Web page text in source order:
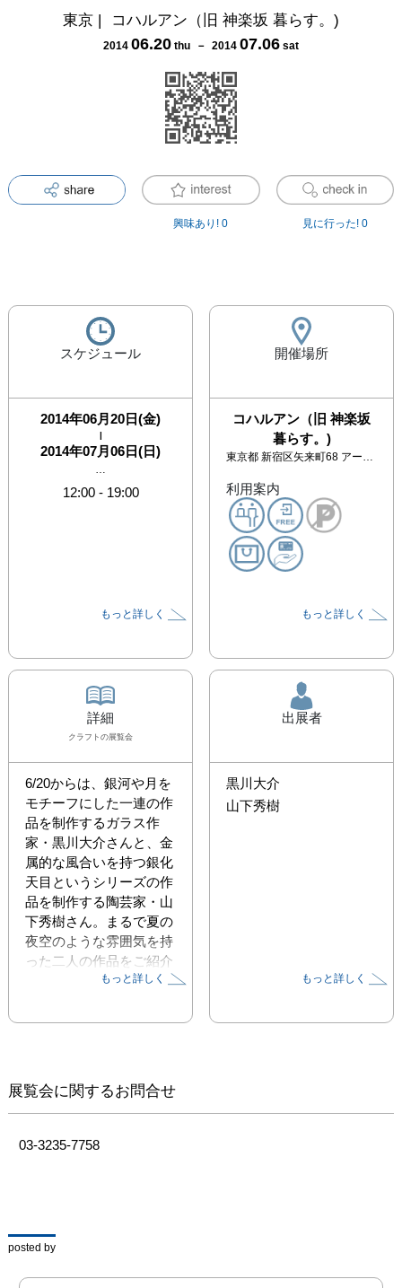
東京 | コハルアン（旧 神楽坂 暮らす。)
2014 06.20 thu － 2014 07.06 sat
興味あり! 0 見に行った! 0
スケジュール
2014年06月20日(金)
|
2014年07月06日(日)
…
12:00- 19:00
もっと詳しく
開催場所
コハルアン（旧 神楽坂
暮らす。)
東京都 新宿区矢来町68 アーバンステージ矢来101
利用案内
もっと詳しく
詳細
クラフト の展覧会
6/20からは、銀河や月を
モチーフにした一連の作
品を制作するガラス作
家・黒川大介さんと、金
属的な風合いを持つ銀化
天目というシリーズの作
品を制作する陶芸家・山
下秀樹さん。まるで夏の
夜空のような雰囲気を持
った二人の作品をご紹介
いたします。ガラスと陶
夕餉を彩ってみてはいか
しみください。
もっと詳しく
出展者
黒川大介
山下秀樹
もっと詳しく
展覧会に関するお問合せ
03-3235-7758
posted by